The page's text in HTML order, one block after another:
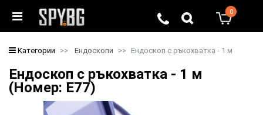
0
Категории Ендоскопи Ендоскоп с ръкохватка - 1 м
Ендоскоп с ръкохватка - 1 м
(Номер: E77)